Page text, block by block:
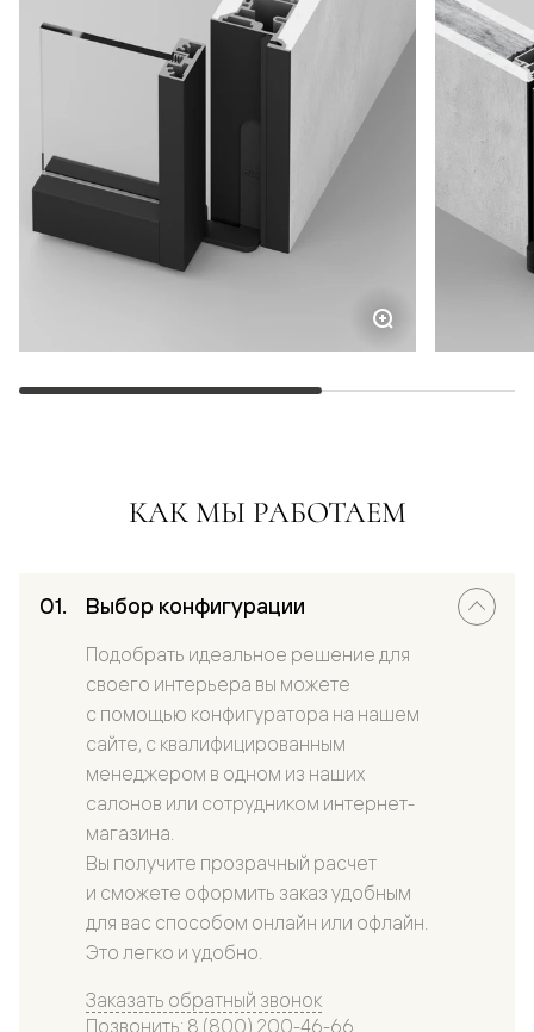
КАК МЫ РАБОТАЕМ
Выбор конфигурации
Подобрать идеальное решение для
своего интерьера вы можете
с помощью конфигуратора на нашем
сайте, с квалифицированным
менеджером в одном из наших
салонов или сотрудником интернет-
магазина.
Вы получите прозрачный расчет
и сможете оформить заказ удобным
для вас способом онлайн или офлайн.
Это легко и удобно.
Заказать обратный звонок
Позвонить: 8 (800) 200-46-66